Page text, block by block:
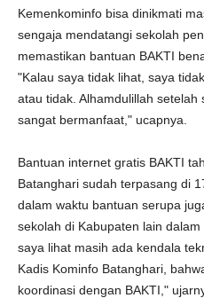
Kemenkominfo bisa dinikmati
sengaja mendatangi sekolah
memastikan bantuan BAKTI
"Kalau saya tidak lihat, saya
atau tidak. Alhamdulillah
sangat bermanfaat," ucapnya.
Bantuan internet gratis BAKTI
Batanghari sudah terpasang di
dalam waktu bantuan serupa
sekolah di Kabupaten lain
saya lihat masih ada kendala
Kadis Kominfo Batanghari,
koordinasi dengan BAKTI,"